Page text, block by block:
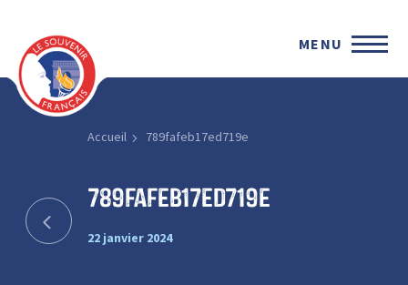
MENU
Accueil 789fafeb17ed719e
789fafeb17ed719e
22 janvier 2024